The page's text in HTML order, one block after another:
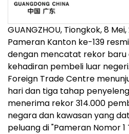
GUANGZHOU, Tiongkok,8
Pameran Kanton ke-139
dengan mencatat rekor baru
kehadiran pembeli luar
Foreign Trade Centre
hari dan tiga tahap
menerima rekor 314.000
negara dan kawasan yang
peluang di "Pameran Nomor 1